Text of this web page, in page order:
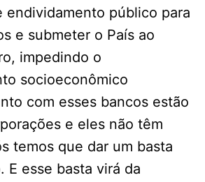
endividamento público para
e submeter o País ao
impedindo o
socioeconômico
com esses bancos estão
e eles não têm
temos que dar um basta
E esse basta virá da